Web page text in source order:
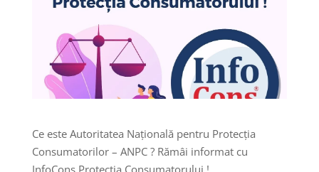
Ce este Autoritatea Națională pentru Protecția
Consumatorilor – ANPC ? Rămâi informat cu
InfoCons Protecția Consumatorului !